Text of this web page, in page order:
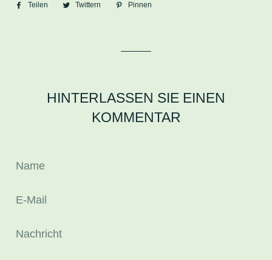
Teilen
Auf
Twittern
Auf
Pinnen
HINTERLASSEN SIE EINEN
KOMMENTAR
Nachricht